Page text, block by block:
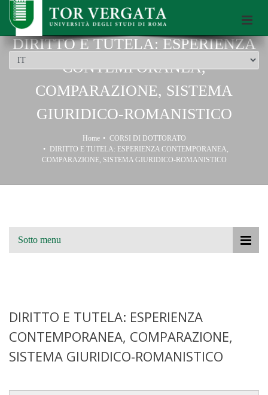
Scuola di Dottorato dell’Università di Roma Tor Vergata
DIRITTO E TUTELA: ESPERIENZA
CONTEMPORANEA,
COMPARAZIONE, SISTEMA
GIURIDICO-ROMANISTICO
Home
CORSI DI DOTTORATO
DIRITTO E TUTELA: ESPERIENZA CONTEMPORANEA,
COMPARAZIONE, SISTEMA GIURIDICO-ROMANISTICO
Sotto menu
DIRITTO E TUTELA: ESPERIENZA
CONTEMPORANEA, COMPARAZIONE,
SISTEMA GIURIDICO-ROMANISTICO